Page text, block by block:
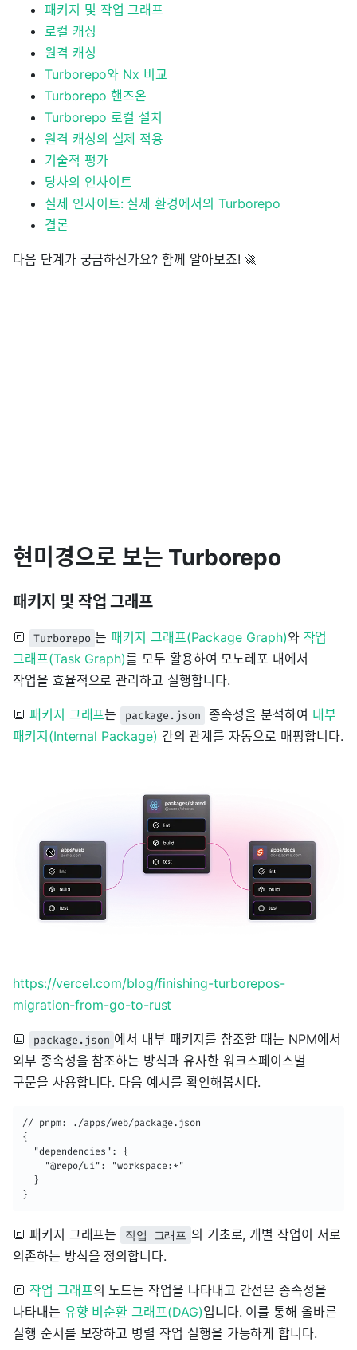
패키지 및 작업 그래프
로컬 캐싱
원격 캐싱
Turborepo와 Nx 비교
Turborepo 핸즈온
Turborepo 로컬 설치
원격 캐싱의 실제 적용
기술적 평가
당사의 인사이트
실제 인사이트: 실제 환경에서의 Turborepo
결론
다음 단계가 궁금하신가요? 함께 알아보죠! 🚀
현미경으로 보는 Turborepo
패키지 및 작업 그래프
🔳 Turborepo 는패키지 그래프(Package Graph)와 작업
그래프(Task Graph)를 모두 활용하여 모노레포 내에서
작업을 효율적으로 관리하고 실행합니다.
🔳 패키지 그래프는 package.json 종속성을 분석하여 내부
패키지(Internal Package) 간의 관계를 자동으로 매핑합니다.
https://vercel.com/blog/finishing-turborepos-
migration-from-go-to-rust
🔳 package.json 에서 내부 패키지를 참조할 때는 NPM에서
외부 종속성을 참조하는 방식과 유사한 워크스페이스별
구문을 사용합니다. 다음 예시를 확인해봅시다.
// pnpm: ./apps/web/package.json
{
  "dependencies": {
    "@repo/ui": "workspace:*"
  }
}
🔳 패키지 그래프는 작업 그래프 의 기초로, 개별 작업이 서로
의존하는 방식을 정의합니다.
🔳 작업 그래프의 노드는 작업을 나타내고 간선은 종속성을
나타내는 유향 비순환 그래프(DAG)입니다. 이를 통해 올바른
실행 순서를 보장하고 병렬 작업 실행을 가능하게 합니다.